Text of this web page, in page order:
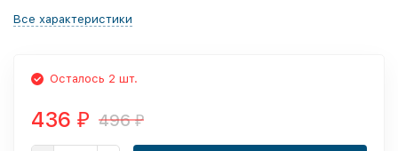
Все характеристики
Осталось 2 шт.
436 ₽ 496₽